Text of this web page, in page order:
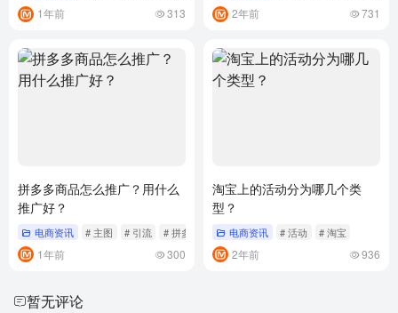
1年前 313 2年前 731
拼多多商品怎么推广？用什么
推广好？
电商资讯 # 主图 # 引流 # 拼多多
1年前 300
淘宝上的活动分为哪几个类
型？
电商资讯 # 活动 # 淘宝
2年前 936
暂无评论